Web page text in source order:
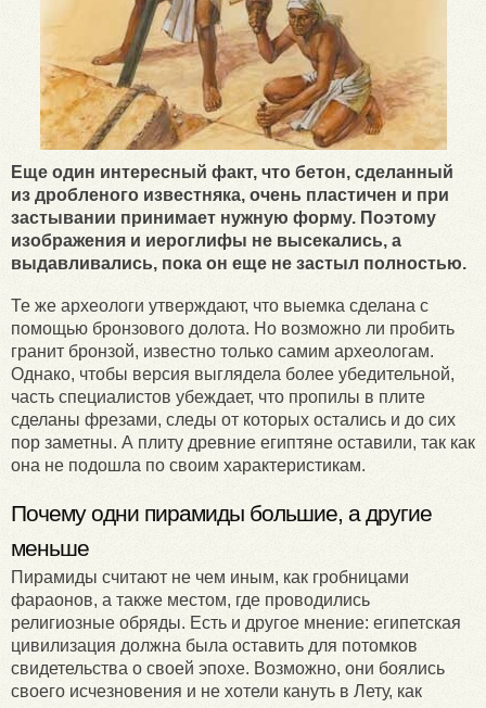
Еще один интересный факт, что бетон, сделанный
из дробленого известняка, очень пластичен и при
застывании принимает нужную форму. Поэтому
изображения и иероглифы не высекались, а
выдавливались, пока он еще не застыл полностью.
Те же археологи утверждают, что выемка сделана с
помощью бронзового долота. Но возможно ли пробить
гранит бронзой, известно только самим археологам.
Однако, чтобы версия выглядела более убедительной,
часть специалистов убеждает, что пропилы в плите
сделаны фрезами, следы от которых остались и до сих
пор заметны. А плиту древние египтяне оставили, так как
она не подошла по своим характеристикам.
Почему одни пирамиды большие, а другие
меньше
Пирамиды считают не чем иным, как гробницами
фараонов, а также местом, где проводились
религиозные обряды. Есть и другое мнение: египетская
цивилизация должна была оставить для потомков
свидетельства о своей эпохе. Возможно, они боялись
своего исчезновения и не хотели кануть в Лету, как